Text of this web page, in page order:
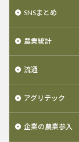
SNSまとめ
農業統計
流通
アグリテック
企業の農業参入